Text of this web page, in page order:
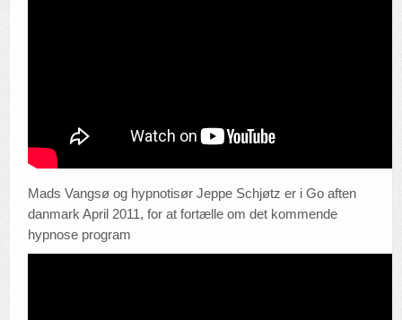
Mads Vangsø og hypnotisør Jeppe Schjøtz er i Go aften
danmark April 2011, for at fortælle om det kommende
hypnose program